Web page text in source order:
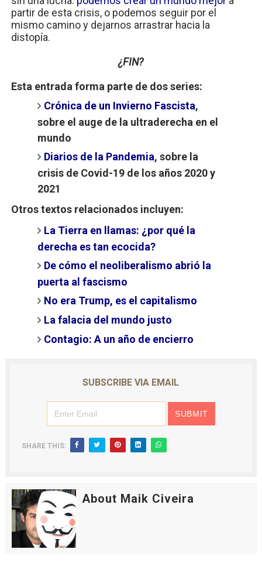
partir de esta crisis, o podemos seguir por el
mismo camino y dejarnos arrastrar hacia la
distopía.
¿FIN?
Esta entrada forma parte de dos series:
Crónica de un Invierno Fascista,
sobre el auge de la ultraderecha en el
mundo
Diarios de la Pandemia, sobre la
crisis de Covid-19 de los años 2020 y
2021
Otros textos relacionados incluyen:
La Tierra en llamas: ¿por qué la
derecha es tan ecocida?
De cómo el neoliberalismo abrió la
puerta al fascismo
No era Trump, es el capitalismo
La falacia del mundo justo
Contagio: A un año de encierro
SUBSCRIBE VIA EMAIL
SHARE THIS:
About Maik Civeira